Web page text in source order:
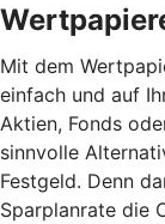
Mit dem
einfach und auf
Aktien, Fonds
sinnvolle
Festgeld. Denn
Sparplanrate die